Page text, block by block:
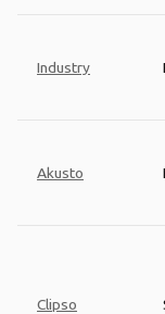
Industry
Akusto
Clipso